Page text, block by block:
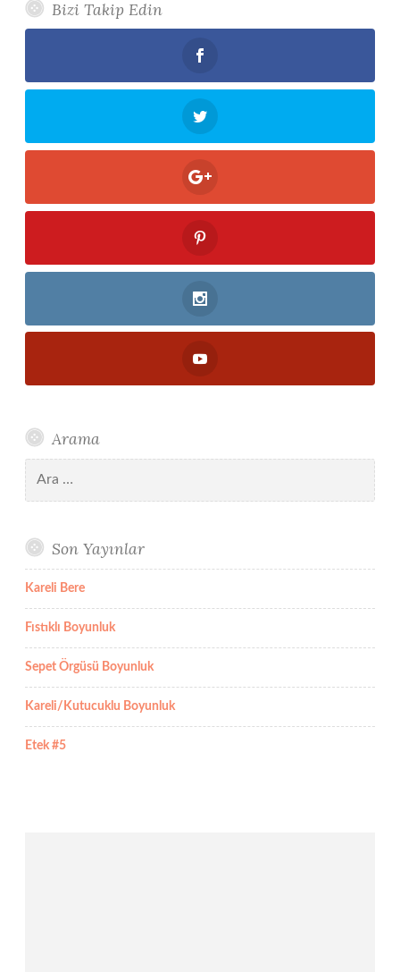
Bizi Takip Edin
Arama
Son Yayınlar
Kareli Bere
Fıstıklı Boyunluk
Sepet Örgüsü Boyunluk
Kareli/Kutucuklu Boyunluk
Etek #5